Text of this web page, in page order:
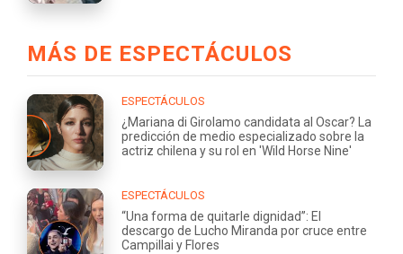
MÁS DE ESPECTÁCULOS
ESPECTÁCULOS
¿Mariana di Girolamo candidata al Oscar? La
predicción de medio especializado sobre la
actriz chilena y su rol en 'Wild Horse Nine'
ESPECTÁCULOS
“Una forma de quitarle dignidad”: El
descargo de Lucho Miranda por cruce entre
Campillai y Flores